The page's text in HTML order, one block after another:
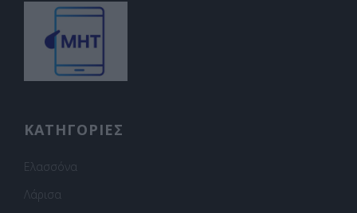
ΚΑΤΗΓΟΡΙΕΣ
Ελασσόνα
Λάρισα